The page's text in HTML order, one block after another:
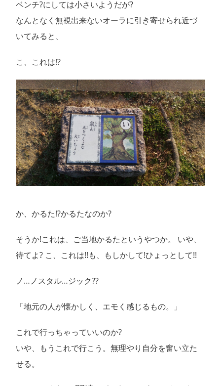
ベンチ?にしては小さいようだが?
なんとなく無視出来ないオーラに引き寄せられ近づ
いてみると、
こ、これは!?
か、かるた!?かるたなのか?
そうか!これは、ご当地かるたというやつか。 いや、
待てよ? こ、これは!!も、もしかして!ひょっとして!!
ノ…ノスタル…ジック??
「地元の人が懐かしく、エモく感じるもの。」
これで行っちゃっていいのか?
いや、もうこれで行こう。無理やり自分を奮い立た
せる。